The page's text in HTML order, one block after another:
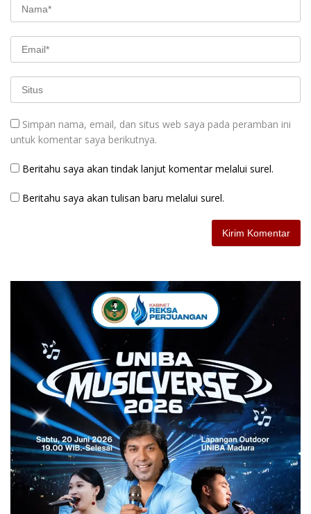
Simpan nama, email, dan situs web saya pada peramban ini
untuk komentar saya berikutnya.
Beritahu saya akan tindak lanjut komentar melalui surel.
Beritahu saya akan tulisan baru melalui surel.